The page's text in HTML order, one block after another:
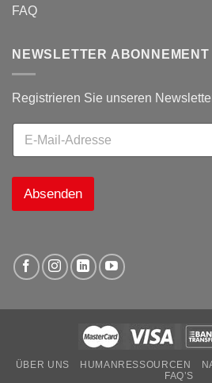
FAQ
NEWSLETTER ABONNEMENT
Registrieren Sie unseren
Absenden
ÜBER UNS HUMANRESSOURCEN
FAQ’S